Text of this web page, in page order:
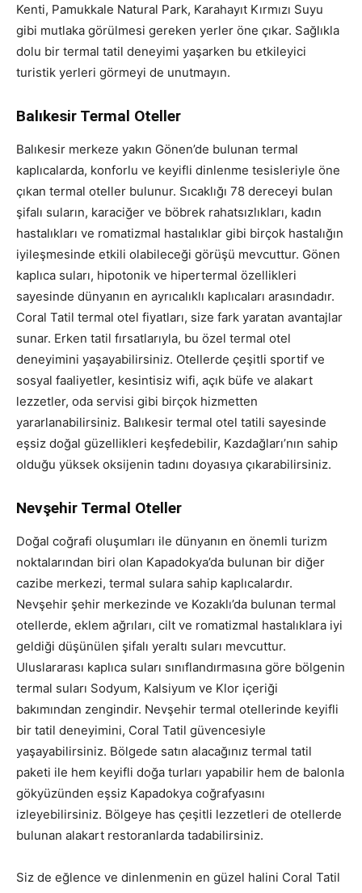
Kenti, Pamukkale Natural Park, Karahayıt Kırmızı Suyu
gibi mutlaka görülmesi gereken yerler öne çıkar. Sağlıkla
dolu bir termal tatil deneyimi yaşarken bu etkileyici
turistik yerleri görmeyi de unutmayın.
Balıkesir Termal Oteller
Balıkesir merkeze yakın Gönen’de bulunan termal
kaplıcalarda, konforlu ve keyifli dinlenme tesisleriyle öne
çıkan termal oteller bulunur. Sıcaklığı 78 dereceyi bulan
şifalı suların, karaciğer ve böbrek rahatsızlıkları, kadın
hastalıkları ve romatizmal hastalıklar gibi birçok hastalığın
iyileşmesinde etkili olabileceği görüşü mevcuttur. Gönen
kaplıca suları, hipotonik ve hipertermal özellikleri
sayesinde dünyanın en ayrıcalıklı kaplıcaları arasındadır.
Coral Tatil termal otel fiyatları, size fark yaratan avantajlar
sunar. Erken tatil fırsatlarıyla, bu özel termal otel
deneyimini yaşayabilirsiniz. Otellerde çeşitli sportif ve
sosyal faaliyetler, kesintisiz wifi, açık büfe ve alakart
lezzetler, oda servisi gibi birçok hizmetten
yararlanabilirsiniz. Balıkesir termal otel tatili sayesinde
eşsiz doğal güzellikleri keşfedebilir, Kazdağları’nın sahip
olduğu yüksek oksijenin tadını doyasıya çıkarabilirsiniz.
Nevşehir Termal Oteller
Doğal coğrafi oluşumları ile dünyanın en önemli turizm
noktalarından biri olan Kapadokya’da bulunan bir diğer
cazibe merkezi, termal sulara sahip kaplıcalardır.
Nevşehir şehir merkezinde ve Kozaklı’da bulunan termal
otellerde, eklem ağrıları, cilt ve romatizmal hastalıklara iyi
geldiği düşünülen şifalı yeraltı suları mevcuttur.
Uluslararası kaplıca suları sınıflandırmasına göre bölgenin
termal suları Sodyum, Kalsiyum ve Klor içeriği
bakımından zengindir. Nevşehir termal otellerinde keyifli
bir tatil deneyimini, Coral Tatil güvencesiyle
yaşayabilirsiniz. Bölgede satın alacağınız termal tatil
paketi ile hem keyifli doğa turları yapabilir hem de balonla
gökyüzünden eşsiz Kapadokya coğrafyasını
izleyebilirsiniz. Bölgeye has çeşitli lezzetleri de otellerde
bulunan alakart restoranlarda tadabilirsiniz.
Siz de eğlence ve dinlenmenin en güzel halini Coral Tatil